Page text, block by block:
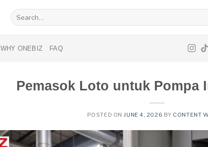
Search
for:
WHY ONEBIZ FAQ
Pemasok Loto untuk Pompa
POSTED ON JUNE 4, 2026 BY CONTENT